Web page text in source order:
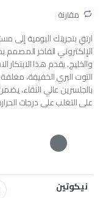
مقارنة
والخليج. يقدم هذا
التوت البري الخفيفة،
بالجلسرين عالي النقاء،
على التغلب على درجات
نيكوتين